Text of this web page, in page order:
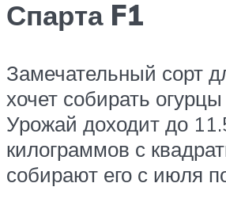
Спарта F1
Замечательный сорт
хочет собирать
Урожай доходит до
килограммов с
собирают его с июля